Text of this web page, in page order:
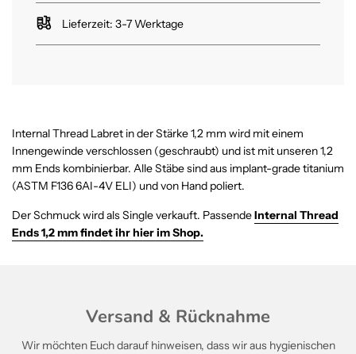
.
Lieferzeit: 3-7 Werktage
Internal Thread Labret in der Stärke 1,2 mm wird mit einem
Innengewinde verschlossen (geschraubt) und ist mit unseren 1,2
mm Ends kombinierbar. Alle Stäbe sind aus implant-grade titanium
(ASTM F136 6AI-4V ELI) und von Hand poliert.
Der Schmuck wird als Single verkauft. PassendeInternal Thread
Ends 1,2 mmfindet ihr hier im Shop.
Versand & Rücknahme
Wir möchten Euch darauf hinweisen, dass wir aus hygienischen